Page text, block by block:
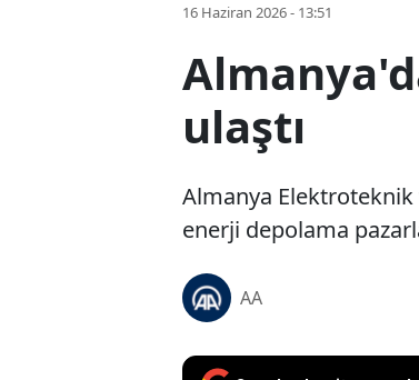
16 Haziran 2026 - 13:51
ulaştı
Almanya
enerji depolama
AA